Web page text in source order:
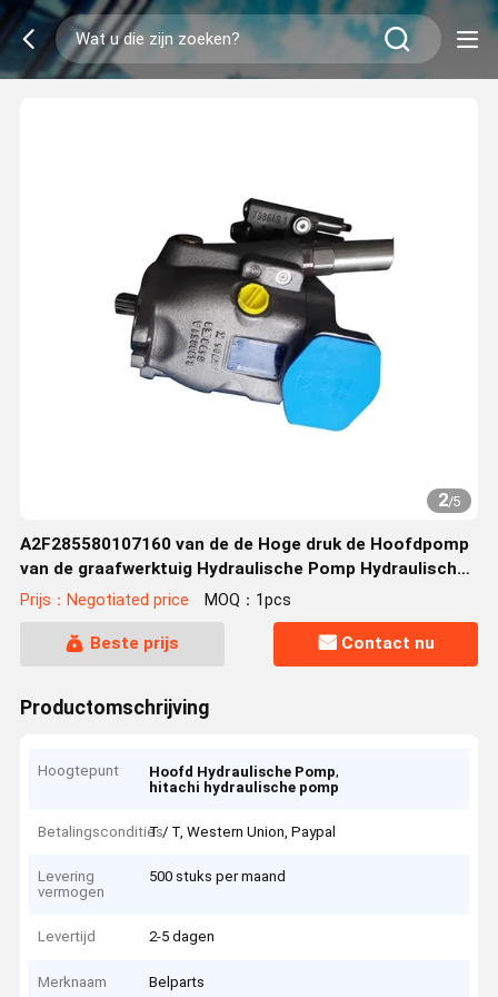
2/5
A2F285580107160 van de de Hoge druk de Hoofdpomp
van de graafwerktuig Hydraulische Pomp Hydraulische
Pomp
Prijs：Negotiated price MOQ：1pcs
Beste prijs Contact nu
Productomschrijving
Hoogtepunt Hoofd Hydraulische Pomp,
hitachi hydraulische pomp
BetalingsconditiesT / T, Western Union, Paypal
Levering
vermogen
500 stuks per maand
Levertijd 2-5 dagen
Merknaam Belparts